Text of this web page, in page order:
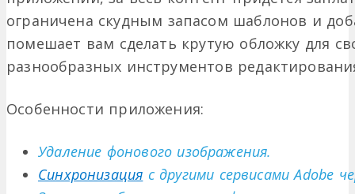
ограничена скудным запасом шаблонов и
помешает вам сделать крутую обложку для
разнообразных инструментов
Особенности приложения:
Удаление фонового изображения.
Синхронизация с другими сервисами Adobe